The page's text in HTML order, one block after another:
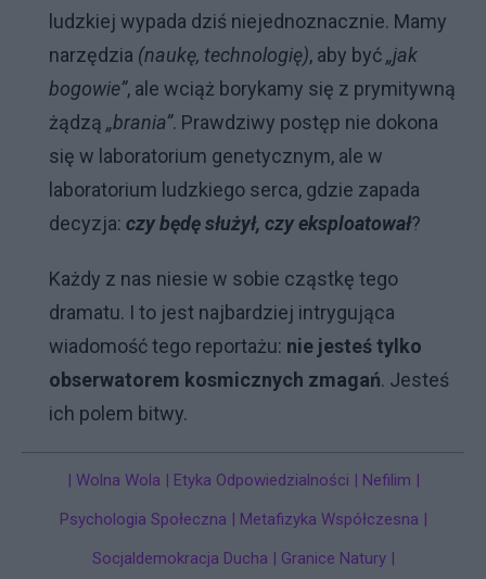
ludzkiej wypada dziś niejednoznacznie. Mamy
narzędzia (naukę, technologię), aby być„jak
bogowie”, ale wciąż borykamy się z prymitywną
żądzą „brania”. Prawdziwy postęp nie dokona
się w laboratorium genetycznym, ale w
laboratorium ludzkiego serca, gdzie zapada
decyzja: czy będę służył, czy eksploatował?
Każdy z nas niesie w sobie cząstkę tego
dramatu. I to jest najbardziej intrygująca
wiadomość tego reportażu: nie jesteś tylko
obserwatorem kosmicznych zmagań. Jesteś
ich polem bitwy.
| Wolna Wola | Etyka Odpowiedzialności | Nefilim |
Psychologia Społeczna | Metafizyka Współczesna |
Socjaldemokracja Ducha | Granice Natury |